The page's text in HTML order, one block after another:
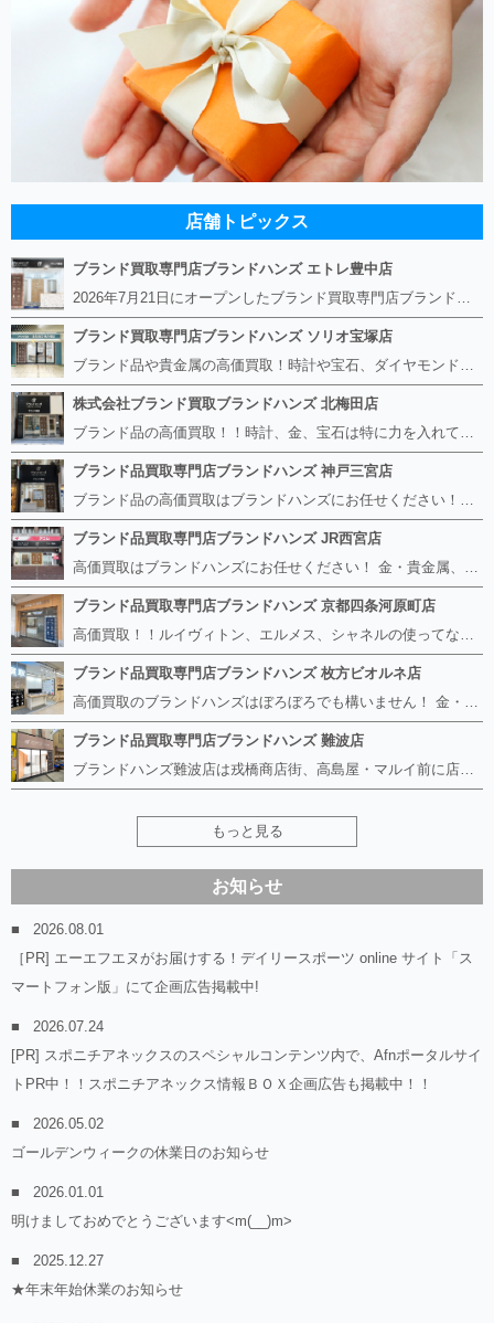
店舗トピックス
ブランド買取専門店ブランドハンズ エトレ豊中店
2026年7月21日にオープンしたブランド買取専門店ブランドハンズ エトレ豊中店です。 阪急豊中駅直結のショッピングモール エトレとよなかの１階に店舗がございます。 金・貴金属、ブランド品、時計、宝石などその他ブランド食器や美容機器、ブランド香水や化粧品などの取り扱いもございます。 熟練の鑑定士が親切・丁寧に接客、査定をさせていただきます。 査定だけでもOK。お気軽にご来店下さいませ！
ブランド買取専門店ブランドハンズ ソリオ宝塚店
ブランド品や貴金属の高価買取！時計や宝石、ダイヤモンドなど家に眠っているものがあったら捨てる前にブランドハンズへお越しください。 査定料は無料、お値段が付くものかお調べいたします！ 宅配買取もありますので使っていない古いルイヴィトンのバッグや財布、壊れているオメガの時計、千切れている金のネックレスや指輪、小型家電も取り扱っておりますのでお気軽にご利用下さい☆ その他ブランド食器、銀シルバー製品、美容機器、脱毛器、スマホなど幅広く取り扱っております！
株式会社ブランド買取ブランドハンズ 北梅田店
ブランド品の高価買取！！時計、金、宝石は特に力を入れています！ ルイヴィトン、シャネル、ロレックス、エルメスはもちろん、グッチ、プラダ、セリーヌ、フェンディなどなど、 その他ブランド食器、銀シルバー製品、美容機器、脱毛器、スマホなど幅広く取り扱っているので まずは無料査定にお越しください！ 手数料は全て無料！全国対応の宅配買取も行っておりますのでお気軽にご連絡下さい！
ブランド品買取専門店ブランドハンズ 神戸三宮店
ブランド品の高価買取はブランドハンズにお任せください！！ 高騰し続けている金・貴金属はもちろん、ルイヴィトン、エルメス、シャネル、ロレックスは特に力を入れております。 その他ブランド食器、銀シルバー製品、美容機器、脱毛器、スマホなど幅広く取り扱っております！ 鑑定士は経験豊富で親切丁寧な対応を心がけております。 鑑定書がないものでもしっかり見させて頂きます。
ブランド品買取専門店ブランドハンズ JR西宮店
高価買取はブランドハンズにお任せください！ 金・貴金属、ルイヴィトン、エルメス、シャネル、ロレックスは特に力を入れておりますが、 他店で断られたボロボロになったバッグや財布、壊れたブランド品、時計、千切れた貴金属もお買取り可能です。 経験豊富な鑑定士が宝石やダイヤモンドの鑑定書がないものでもしっかり見させて頂きます。 その他ブランド食器、銀シルバー製品、美容機器、脱毛器、スマホなど幅広く取り扱っております！ 是非お気軽にお越しください。
ブランド品買取専門店ブランドハンズ 京都四条河原町店
高価買取！！ルイヴィトン、エルメス、シャネルの使ってないものなど ブランドハンズならボロボロでも構いません。 他店に断られたものも当店ならお買取り可能です！ ロレックスやフェンディ、グッチも大歓迎です！ ブランド品や貴金属、時計、宝石、ダイヤモンドは特に高価買取ですのでお査定だけでもお待ちしております。
ブランド品買取専門店ブランドハンズ 枚方ビオルネ店
高価買取のブランドハンズはぼろぼろでも構いません！ 金・貴金属、ルイヴィトンやエルメス、シャネルの使ってないものはございませんか？ 他店に断られたものも当店ならお買取り可能です！ ロレックスやフェンディ、グッチも大歓迎！ ブランド品や貴金属、時計、宝石、ダイヤモンドは特に高価買取ですがブランド食器、スマホ、美容機器、銀製品など幅広く取り扱っております。
ブランド品買取専門店ブランドハンズ 難波店
ブランドハンズ難波店は戎橋商店街、高島屋・マルイ前に店舗があります！ ボロボロのルイヴィトン、エルメス、シャネルも高価買取！！ ぼろぼろのものでもブランドハンズなら高くお買取り致します！ ブランド香水や化粧品、動かない時計、ロレックスは特に高価買取です。 貴金属や宝石、ダイヤモンドの鑑定書がないものでもしっかり見させて頂きます。 是非お気軽にお越しください。
もっと見る
お知らせ
2026.08.01
［PR] エーエフエヌがお届けする！デイリースポーツ online サイト「ス
マートフォン版」にて企画広告掲載中!
2026.07.24
[PR] スポニチアネックスのスペシャルコンテンツ内で、Afnポータルサイ
トPR中！！スポニチアネックス情報ＢＯＸ企画広告も掲載中！！
2026.05.02
ゴールデンウィークの休業日のお知らせ
2026.01.01
明けましておめでとうございます<m(__)m>
2025.12.27
★年末年始休業のお知らせ